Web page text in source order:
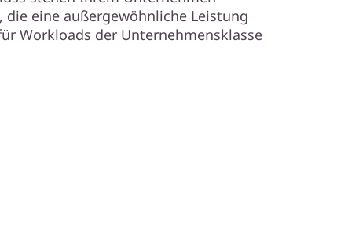
die eine außergewöhnliche Leistung
Workloads der Unternehmensklasse